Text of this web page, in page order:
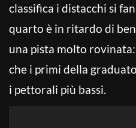
classifica i distacchi si
quarto è in ritardo di
una pista molto
che i primi della
i pettorali più bassi.